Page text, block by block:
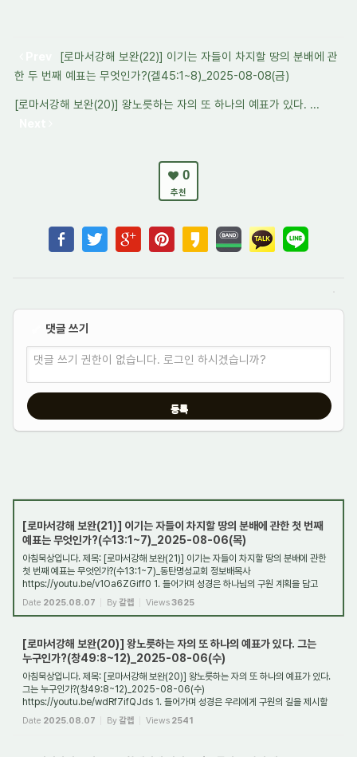
[로마서강해 보완(22)] 이기는 자들이 차지할 땅의 분배에 관
한 두 번째 예표는 무엇인가?(겔45:1~8)_2025-08-08(금)
[로마서강해 보완(20)] 왕노릇하는 자의 또 하나의 예표가 있다. ...
0
추천
댓글 쓰기
댓글 쓰기 권한이 없습니다. 로그인 하시겠습니까?
[로마서강해 보완(21)] 이기는 자들이 차지할 땅의 분배에 관한 첫 번째
예표는 무엇인가?(수13:1~7)_2025-08-06(목)
아침묵상입니다. 제목: [로마서강해 보완(21)] 이기는 자들이 차지할 땅의 분배에 관한
첫 번째 예표는 무엇인가?(수13:1~7)_동탄명성교회 정보배목사
https://youtu.be/v1Oa6ZGiff0 1. 들어가며 성경은 하나님의 구원 계획을 담고
있는 책이다. 이 계획의 핵...
Date 2025.08.07 By갈렙 Views3625
[로마서강해 보완(20)] 왕노릇하는 자의 또 하나의 예표가 있다. 그는
누구인가?(창49:8~12)_2025-08-06(수)
아침묵상입니다. 제목: [로마서강해 보완(20)] 왕노릇하는 자의 또 하나의 예표가 있다.
그는 누구인가?(창49:8~12)_2025-08-06(수)
https://youtu.be/wdRf7ifQJds 1. 들어가며 성경은 우리에게 구원의 길을 제시할
뿐만 아니라, 구원받은 성도가 장차 천국에...
Date 2025.08.07 By갈렙 Views 2541